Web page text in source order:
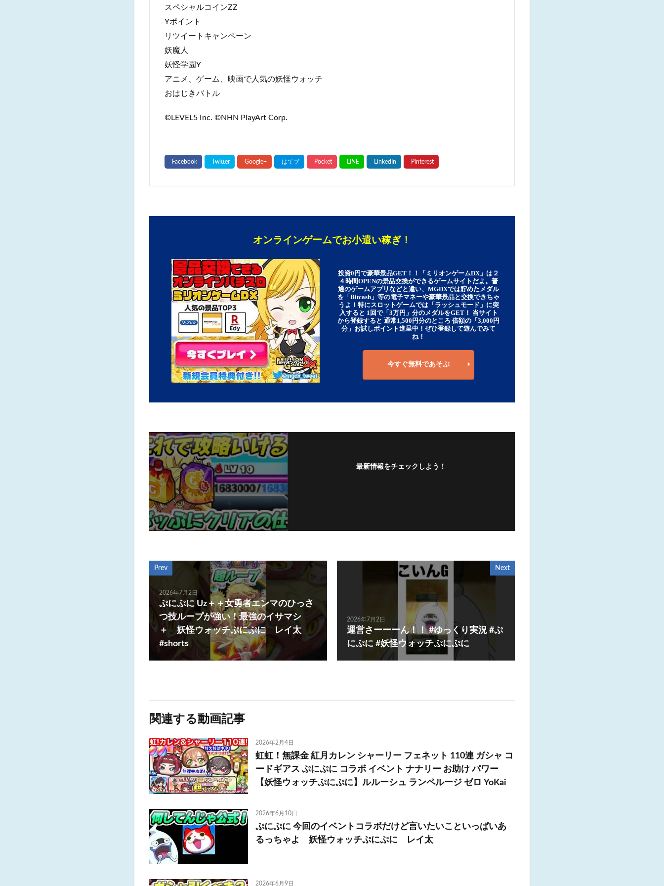
スペシャルコインZZ
Yポイント
リツイートキャンペーン
妖魔人
妖怪学園Y
アニメ、ゲーム、映画で人気の妖怪ウォッチ
おはじきバトル
©LEVEL5 Inc. ©NHN PlayArt Corp.
オンラインゲームでお小遣い稼ぎ！
投資0円で豪華景品GET！！「ミリオンゲームDX」は２
４時間OPENの景品交換ができるゲームサイトだよ。普
通のゲームアプリなどと違い、MGDXでは貯めたメダル
を「Bitcash」等の電子マネーや豪華景品と交換できちゃ
うよ！特にスロットゲームでは「ラッシュモード」に突
入すると 1回で「3万円」分のメダルをGET！ 当サイト
から登録すると 通常1,500円分のところ 倍額の「3,000円
分」お試しポイント進呈中！ぜひ登録して遊んでみて
ね！
今すぐ無料であそぶ
最新情報をチェックしよう！
Prev
2026年7月2日
ぷにぷに Uz＋＋女勇者エンマのひっさ
つ技ループが強い！最強のイサマシ
＋ 妖怪ウォッチぷにぷに レイ太
#shorts
Next
2026年7月2日
運営さーーーん！！ #ゆっくり実況 #ぷ
にぷに #妖怪ウォッチぷにぷに
関連する動画記事
2026年2月4日
虹虹！無課金 紅月カレン シャーリー フェネット 110連 ガシャ コ
ードギアス ぷにぷに コラボ イベント ナナリー お助け パワー
【妖怪ウォッチぷにぷに】ルルーシュ ランペルージ ゼロ YoKai
2026年6月10日
ぷにぷに 今回のイベントコラボだけど言いたいこといっぱいあ
るっちゃよ 妖怪ウォッチぷにぷに レイ太
2026年6月9日